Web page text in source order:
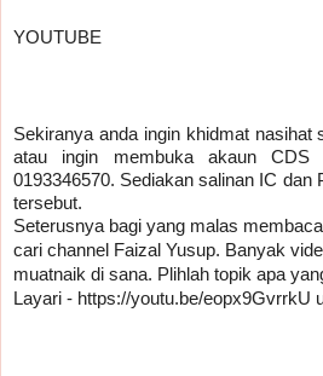
YOUTUBE
Sekiranya anda ingin khidmat
atau ingin membuka akaun CDS
0193346570. Sediakan salinan IC dan
tersebut.
Seterusnya bagi yang malas
cari channel Faizal Yusup. Banyak
muatnaik di sana. Plihlah topik apa
Layari - https://youtu.be/eopx9GvrrkU